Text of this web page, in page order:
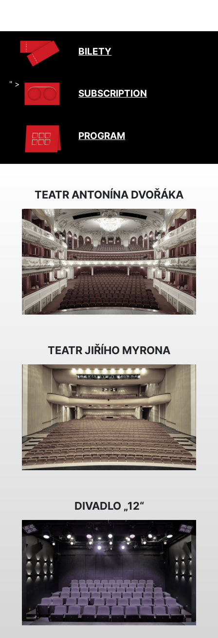
BILETY
" >
SUBSCRIPTION
PROGRAM
TEATR ANTONÍNA DVOŘÁKA
TEATR JIŘÍHO MYRONA
DIVADLO „12“